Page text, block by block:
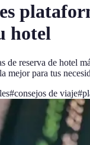
hotel
de reserva de hotel
mejor para tus
#consejos de viaje#